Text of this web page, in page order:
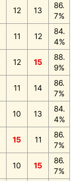
12 13
86.
7%
11 12
84.
4%
12 15
88.
9%
11 14
86.
7%
10 13
84.
4%
15 11
86.
7%
10 15
86.
7%